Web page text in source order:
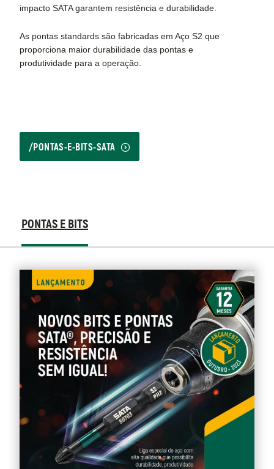
impacto SATA garantem resistência e durabilidade.
As pontas standards são fabricadas em Aço S2 que
proporciona maior durabilidade das pontas e
produtividade para a operação.
/PONTAS-E-BITS-SATA
Product
Graphics
PONTAS E BITS
Pontas